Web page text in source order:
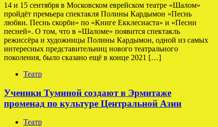
14 и 15 сентября в Московском еврейском театре «Шалом»
пройдёт премьера спектакля Полины Кардымон «Песнь
любви. Песнь скорби» по «Книге Екклесиаста» и «Песни
песней». О том, что в «Шаломе» появится спектакль
режиссёра и художницы Полины Кардымон, одной из самых
интересных представительниц нового театрального
поколения, было сказано ещё в конце 2021 […]
Театр
Ученики Туминой создают в Эрмитаже
променад по культуре Центральной Азии
Театр